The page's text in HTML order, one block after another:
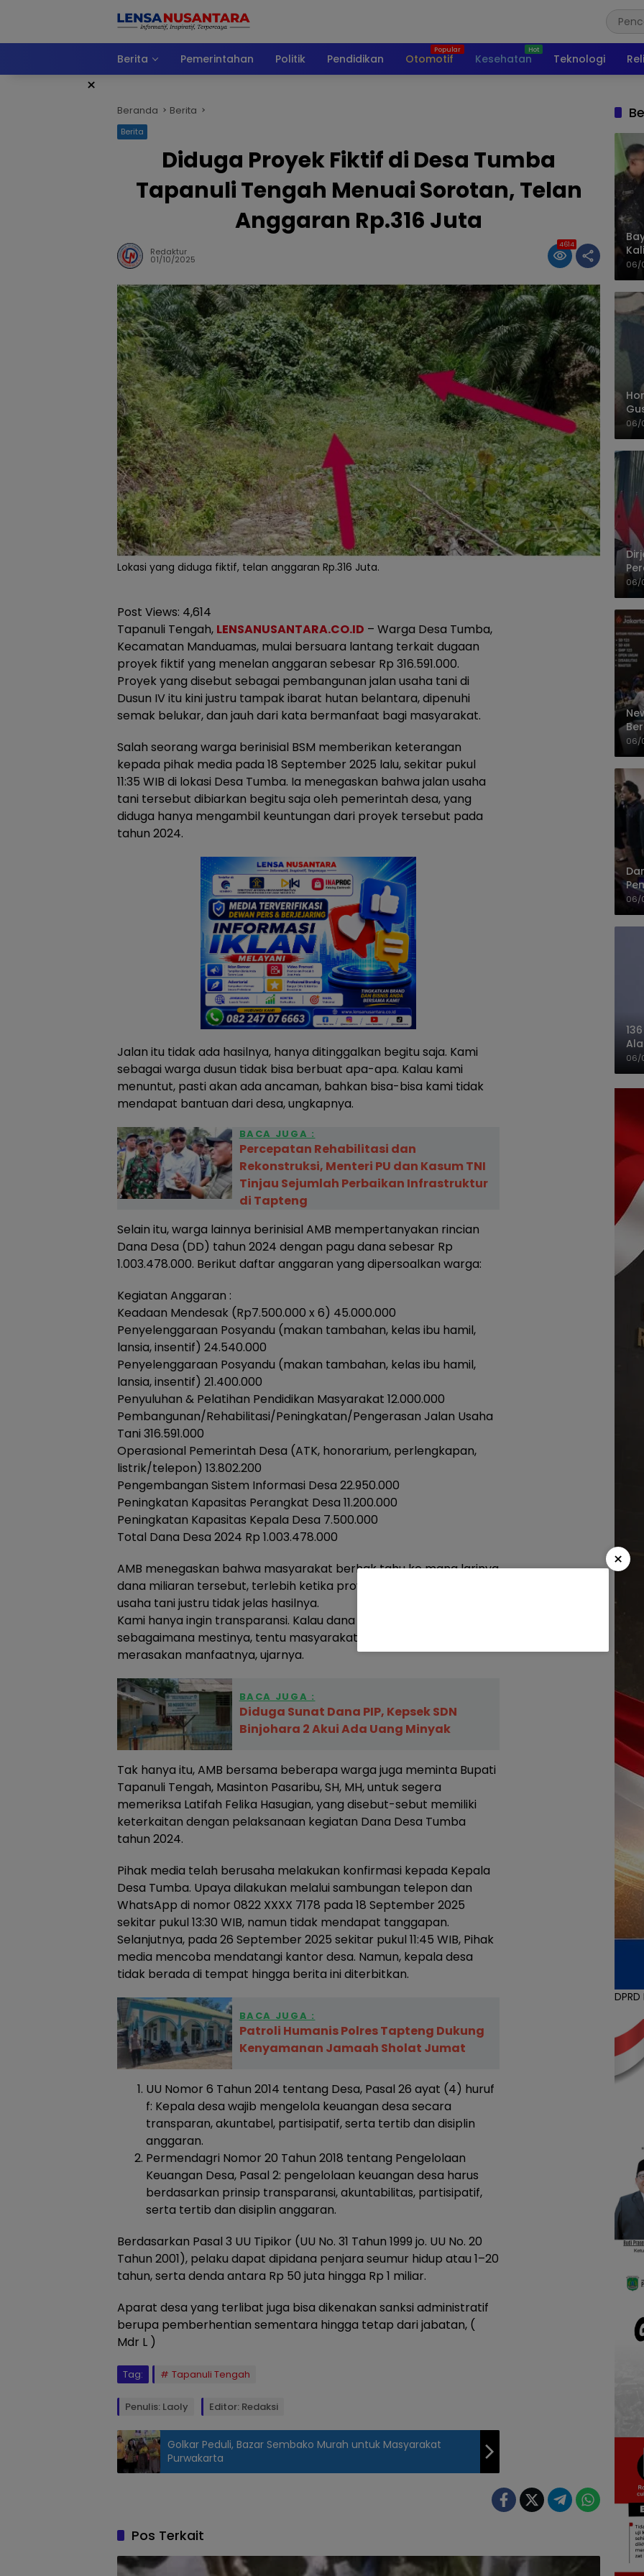
Berita
Pemerintahan Politik Pendidikan Otomotif Kesehatan Teknologi
×
Beranda Berita
Berita
Diduga Proyek Fiktif di Desa Tumba
Tapanuli Tengah Menuai Sorotan, Telan
Anggaran Rp.316 Juta
Redaktur
01/10/2025
4614
Lokasi yang diduga fiktif, telan anggaran Rp.316 Juta.
Post Views: 4,614
Tapanuli Tengah, LENSANUSANTARA.CO.ID – Warga Desa Tumba,
Kecamatan Manduamas, mulai bersuara lantang terkait dugaan
proyek fiktif yang menelan anggaran sebesar Rp 316.591.000.
Proyek yang disebut sebagai pembangunan jalan usaha tani di
Dusun IV itu kini justru tampak ibarat hutan belantara, dipenuhi
semak belukar, dan jauh dari kata bermanfaat bagi masyarakat.
Salah seorang warga berinisial BSM memberikan keterangan
kepada pihak media pada 18 September 2025 lalu, sekitar pukul
11:35 WIB di lokasi Desa Tumba. Ia menegaskan bahwa jalan usaha
tani tersebut dibiarkan begitu saja oleh pemerintah desa, yang
diduga hanya mengambil keuntungan dari proyek tersebut pada
tahun 2024.
Jalan itu tidak ada hasilnya, hanya ditinggalkan begitu saja. Kami
sebagai warga dusun tidak bisa berbuat apa-apa. Kalau kami
menuntut, pasti akan ada ancaman, bahkan bisa-bisa kami tidak
mendapat bantuan dari desa, ungkapnya.
BACA JUGA :
Percepatan Rehabilitasi dan
Rekonstruksi, Menteri PU dan Kasum TNI
Tinjau Sejumlah Perbaikan Infrastruktur
di Tapteng
Selain itu, warga lainnya berinisial AMB mempertanyakan rincian
Dana Desa (DD) tahun 2024 dengan pagu dana sebesar Rp
1.003.478.000. Berikut daftar anggaran yang dipersoalkan warga:
Kegiatan Anggaran :
Keadaan Mendesak (Rp7.500.000 x 6) 45.000.000
Penyelenggaraan Posyandu (makan tambahan, kelas ibu hamil,
lansia, insentif) 24.540.000
Penyelenggaraan Posyandu (makan tambahan, kelas ibu hamil,
lansia, insentif) 21.400.000
Penyuluhan & Pelatihan Pendidikan Masyarakat 12.000.000
Pembangunan/Rehabilitasi/Peningkatan/Pengerasan Jalan Usaha
Tani 316.591.000
Operasional Pemerintah Desa (ATK, honorarium, perlengkapan,
listrik/telepon) 13.802.200
Pengembangan Sistem Informasi Desa 22.950.000
Peningkatan Kapasitas Perangkat Desa 11.200.000
Peningkatan Kapasitas Kepala Desa 7.500.000
Total Dana Desa 2024 Rp 1.003.478.000
AMB menegaskan bahwa masyarakat berhak tahu ke mana larinya
dana miliaran tersebut, terlebih ketika proyek besar seperti jalan
usaha tani justru tidak jelas hasilnya.
Kami hanya ingin transparansi. Kalau dana desa digunakan
sebagaimana mestinya, tentu masyarakat juga yang akan
merasakan manfaatnya, ujarnya.
BACA JUGA :
Diduga Sunat Dana PIP, Kepsek SDN
Binjohara 2 Akui Ada Uang Minyak
Tak hanya itu, AMB bersama beberapa warga juga meminta Bupati
Tapanuli Tengah, Masinton Pasaribu, SH, MH, untuk segera
memeriksa Latifah Felika Hasugian, yang disebut-sebut memiliki
keterkaitan dengan pelaksanaan kegiatan Dana Desa Tumba
tahun 2024.
Pihak media telah berusaha melakukan konfirmasi kepada Kepala
Desa Tumba. Upaya dilakukan melalui sambungan telepon dan
WhatsApp di nomor 0822 XXXX 7178 pada 18 September 2025
sekitar pukul 13:30 WIB, namun tidak mendapat tanggapan.
Selanjutnya, pada 26 September 2025 sekitar pukul 11:45 WIB, Pihak
media mencoba mendatangi kantor desa. Namun, kepala desa
tidak berada di tempat hingga berita ini diterbitkan.
BACA JUGA :
Patroli Humanis Polres Tapteng Dukung
Kenyamanan Jamaah Sholat Jumat
UU Nomor 6 Tahun 2014 tentang Desa, Pasal 26 ayat (4) huruf
f: Kepala desa wajib mengelola keuangan desa secara
transparan, akuntabel, partisipatif, serta tertib dan disiplin
anggaran.
Permendagri Nomor 20 Tahun 2018 tentang Pengelolaan
Keuangan Desa, Pasal 2: pengelolaan keuangan desa harus
berdasarkan prinsip transparansi, akuntabilitas, partisipatif,
serta tertib dan disiplin anggaran.
Berdasarkan Pasal 3 UU Tipikor (UU No. 31 Tahun 1999 jo. UU No. 20
Tahun 2001), pelaku dapat dipidana penjara seumur hidup atau 1–20
tahun, serta denda antara Rp 50 juta hingga Rp 1 miliar.
Aparat desa yang terlibat juga bisa dikenakan sanksi administratif
berupa pemberhentian sementara hingga tetap dari jabatan, (
Mdr L )
Tag: Tapanuli Tengah
Penulis: Laoly Editor: Redaksi
fiktif,
anggaran
Golkar Peduli, Bazar Sembako Murah untuk Masyarakat
Purwakarta
Pos Terkait
06/
06/
06/
06/
06/
06/
×